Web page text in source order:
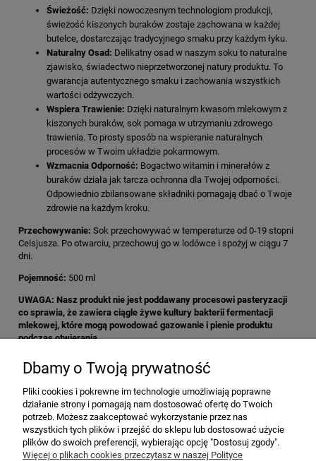
Świeżość: Dzięki nowoczesnym technologiom produkcji,
świeżość kiszonych buraków zostaje zachowana w każdej
butelce, dostarczając tradycyjnego smaku przy każdym łyku.
Naturalny Osad: Delikatny osad w naszym soku to naturalne
zjawisko, świadectwo nieprzetworzonej natury produktu. To
gwarancja autentycznego smaku i zachowania wszystkich
wartości odżywczych.
Wspiera Trawienie: Dzięki naturalnym kwasom mlekowym z
kiszonych buraków, sok pomaga w utrzymaniu zdrowego
trawienia. To prosty sposób na wspieranie naturalnych
procesów w Twoim układzie pokarmowym.
Wzmacnia Odporność: Bogactwo witamin i minerałów z
buraków działa jak tarcza ochronna dla Twojej odporności.
Odpowiednio zbilansowane składniki pomagają dbać o Twoje
zdrowie na każdym kroku.
Przechowywanie: Sok przechowywać w temperaturze od 0-19 stopni
Celsjusza. Po otwarciu, przechowuj go w lodówce i spożyj w ciągu 7
dni.
Pojemność: 500 ml
UWAGA: Nasz produkt nie jest poddawany procesowi pasteryzacji
co sprawia, że zawiera ciągle żywe kultury bakterii fermentacji
mlekowej, które mogą powodować gazowanie i pienie produktu
podczas otwierania.
INFORMACJE PODSTAWOWE
MOJE KONTO
Dbamy o Twoją prywatność
Pliki cookies i pokrewne im technologie umożliwiają poprawne
działanie strony i pomagają nam dostosować ofertę do Twoich
potrzeb. Możesz zaakceptować wykorzystanie przez nas
wszystkich tych plików i przejść do sklepu lub dostosować użycie
plików do swoich preferencji, wybierając opcję "Dostosuj zgody".
Więcej o plikach cookies przeczytasz w naszej Polityce